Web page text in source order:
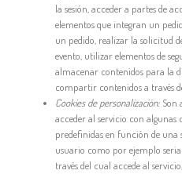
la sesión, acceder a partes de
elementos que integran un
un pedido, realizar la solicitud
evento, utilizar elementos de
almacenar contenidos para la
compartir contenidos a través
Cookies de personalización: Son
acceder al servicio con
predefinidas en función de una
usuario como por ejemplo
través del cual accede al